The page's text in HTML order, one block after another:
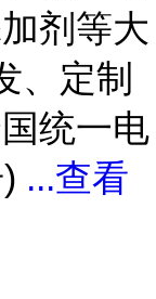
剂等大
、定制
统一电
...查看